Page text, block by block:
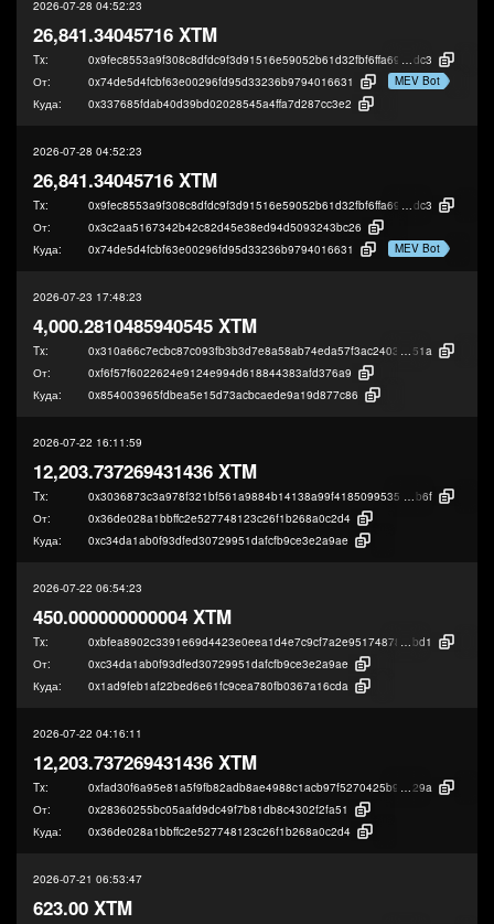
2026-07-28 04:52:23
26,841.34045716 XTM
Tx: 0x9fec8553a9f308c8dfdc9f3d91516e59052b61d32fbf6ffa69db43fae3e8c
dc3
От:
0x74de5d4fcbf63e00296fd95d33236b9794016631
MEV Bot
Куда:
0x337685fdab40d39bd02028545a4ffa7d287cc3e2
2026-07-28 04:52:23
26,841.34045716 XTM
Tx: 0x9fec8553a9f308c8dfdc9f3d91516e59052b61d32fbf6ffa69db43fae3e8c
dc3
От:
0x3c2aa5167342b42c82d45e38ed94d5093243bc26
Куда:
0x74de5d4fcbf63e00296fd95d33236b9794016631 MEV Bot
2026-07-23 17:48:23
4,000.2810485940545 XTM
Tx: 0x310a66c7ecbc87c093fb3b3d7e8a58ab74eda57f3ac2403e4a0ab9547f5e9
51a
От:
0xf6f57f6022624e9124e994d618844383afd376a9
Куда:
0x854003965fdbea5e15d73acbcaede9a19d877c86
2026-07-22 16:11:59
12,203.737269431436 XTM
Tx: 0x3036873c3a978f321bf561a9884b14138a99f4185099535c330a05e6a6925
b6f
От:
0x36de028a1bbffc2e527748123c26f1b268a0c2d4
Куда:
0xc34da1ab0f93dfed30729951dafcfb9ce3e2a9ae
2026-07-22 06:54:23
450.000000000004 XTM
Tx: 0xbfea8902c3391e69d4423e0eea1d4e7c9cf7a2e95174878a56cdfb1611f3e
bd1
От:
0xc34da1ab0f93dfed30729951dafcfb9ce3e2a9ae
Куда:
0x1ad9feb1af22bed6e61fc9cea780fb0367a16cda
2026-07-22 04:16:11
12,203.737269431436 XTM
Tx: 0xfad30f6a95e81a5f9fb82adb8ae4988c1acb97f5270425b998f5a59707edc
29a
От:
0x28360255bc05aafd9dc49f7b81db8c4302f2fa51
Куда:
0x36de028a1bbffc2e527748123c26f1b268a0c2d4
2026-07-21 06:53:47
623.00 XTM